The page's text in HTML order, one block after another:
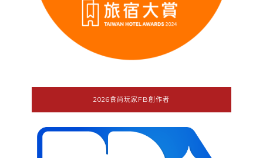
2026食尚玩家FB創作者